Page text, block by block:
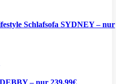
Schlafsofa SYDNEY – nur
– nur 239,99€